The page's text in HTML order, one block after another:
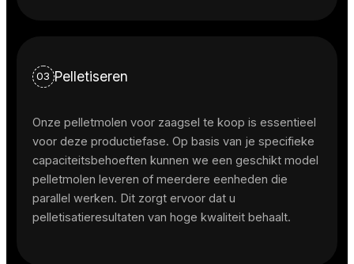
03 Pelletiseren
Onze pelletmolen voor zaagsel te koop is essentieel
voor deze productiefase. Op basis van je specifieke
capaciteitsbehoeften kunnen we een geschikt model
pelletmolen leveren of meerdere eenheden die
parallel werken. Dit zorgt ervoor dat u
pelletisatieresultaten van hoge kwaliteit behaalt.